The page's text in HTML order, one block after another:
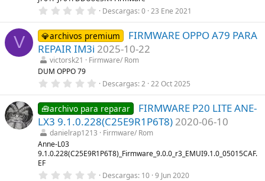
a
(
s
)
0
0
0
e
s
t
l
a
(
s
)
Descargas 0 23 Ene 2021
V 💎archivos premium
FIRMWARE OPPO A79 PARA
REPAIR IM3i 2025-10-22
victorsk21
Firmware/ Rom
DUM OPPO 79
0
0
0
e
s
t
e
l
a
Descargas 2 22 Oct 2025
🧰archivo para reparar
FIRMWARE P20 LITE ANE-
LX3 9.1.0.228(C25E9R1P6T8) 2020-06-10
danielrap1213
Firmware/ Rom
Anne-L03
9.1.0.228(C25E9R1P6T8)_Firmware_9.0.0_r3_EMUI9.1.0_05015CAF.
EF
0 Descargas 10 9 Jun 2020